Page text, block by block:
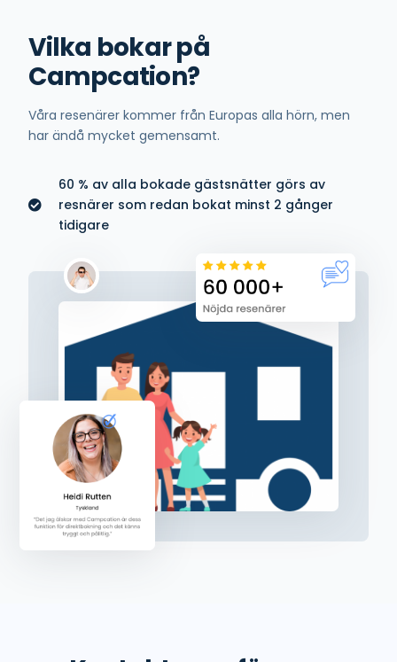
Vilka bokar på
Campcation?
Våra resenärer kommer från Europas alla hörn, men
har ändå mycket gemensamt.
60 % av alla bokade gästsnätter görs av
resnärer som redan bokat minst 2 gånger
tidigare